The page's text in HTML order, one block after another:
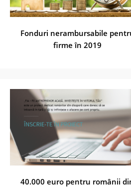
Fonduri nerambursabile
firme în 2019
40.000 euro pentru românii